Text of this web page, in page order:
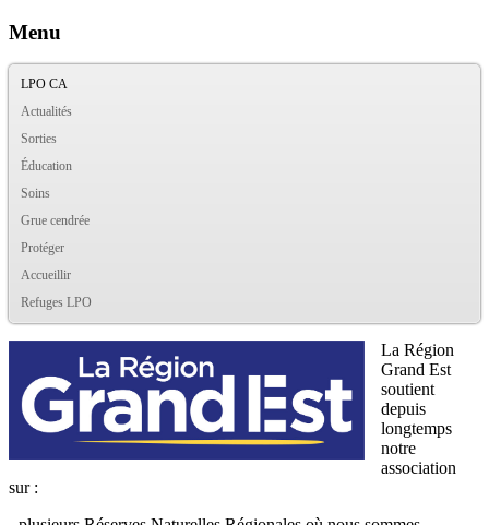
Menu
LPO CA
Actualités
Sorties
Éducation
Soins
Grue cendrée
Protéger
Accueillir
Refuges LPO
La Région
Grand Est
soutient
depuis
longtemps
notre
association
sur :